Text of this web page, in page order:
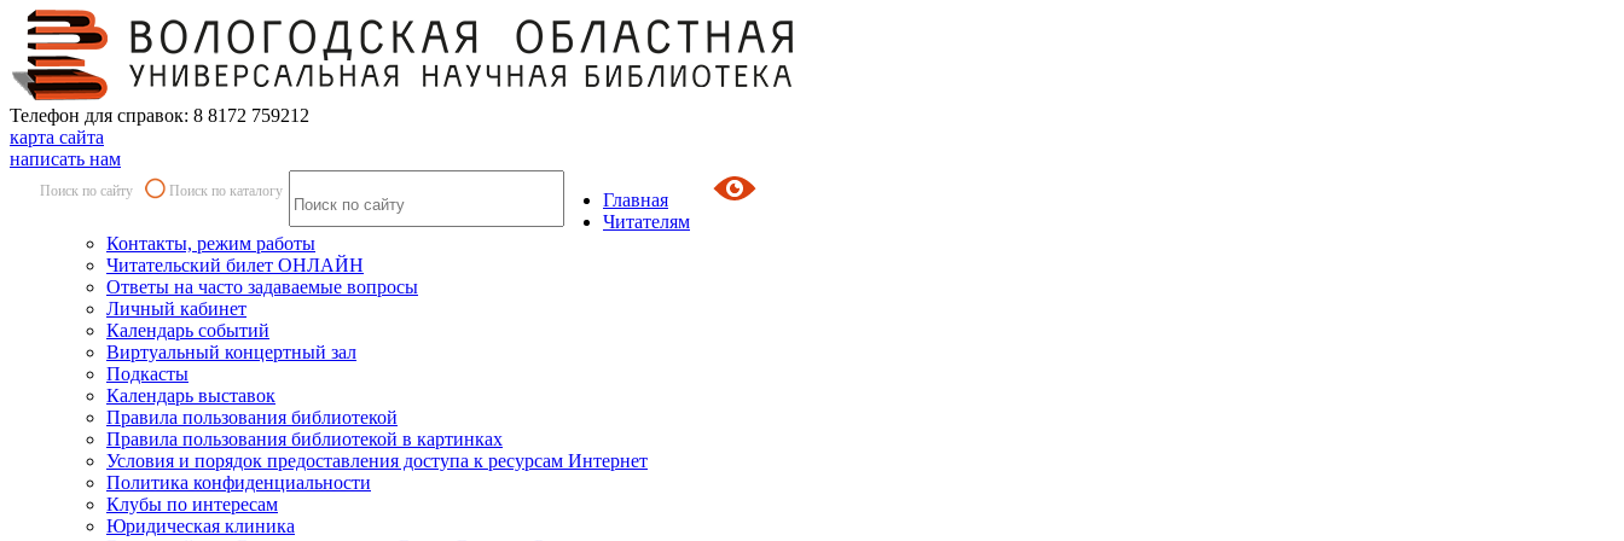
Телефон для справок: 8 8172 759212
карта сайта
написать нам
Поиск по сайту Поиск по каталогу
Главная
Читателям
Контакты, режим работы
Читательский билет ОНЛАЙН
Ответы на часто задаваемые вопросы
Личный кабинет
Календарь событий
Виртуальный концертный зал
Подкасты
Календарь выставок
Правила пользования библиотекой
Правила пользования библиотекой в картинках
Условия и порядок предоставления доступа к ресурсам Интернет
Политика конфиденциальности
Клубы по интересам
Юридическая клиника